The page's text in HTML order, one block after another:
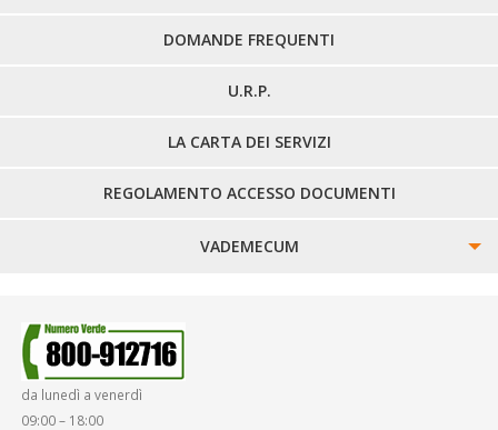
DOMANDE FREQUENTI
U.R.P.
LA CARTA DEI SERVIZI
REGOLAMENTO ACCESSO DOCUMENTI
VADEMECUM
SMARRIMENTO OGGETTI
da lunedì a venerdì
09:00 – 18:00